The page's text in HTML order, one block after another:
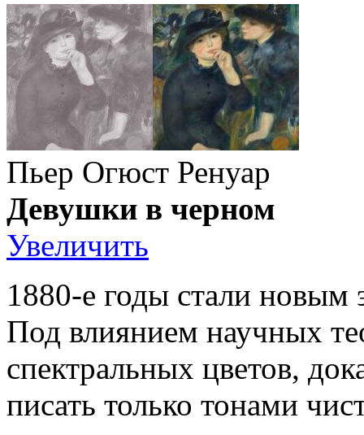
Пьер Огюст Ренуар
Девушки в черном
Увеличить
1880-е годы стали новым
Под влиянием научных
спектральных цветов,
писать только тонами